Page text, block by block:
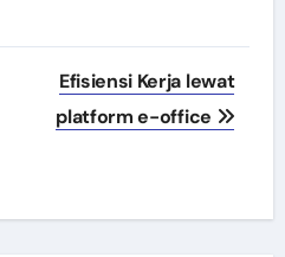
Efisiensi Kerja lewat
platform e-office